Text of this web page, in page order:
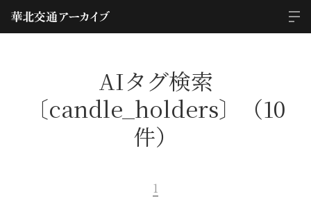
AIタグ検索
〔candle_holders〕（10
件）
1